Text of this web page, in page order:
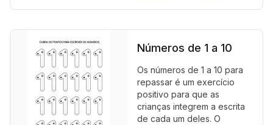
Números de 1 a 10
Os números de 1 a 10 para
repassar é um exercício
positivo para que as
crianças integrem a escrita
de cada um deles. O